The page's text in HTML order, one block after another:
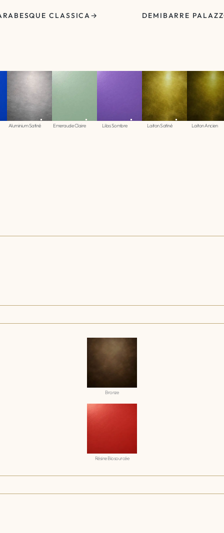
CLASSICA DEMIBARRE
Aluminium Satiné Emeraude Claire Lilas Sombre Laiton Satiné Laiton Ancien
Bronze
Résine Biosourcée